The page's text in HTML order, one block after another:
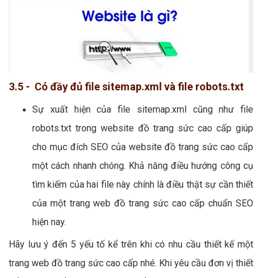
3.5 - Có đầy đủ file sitemap.xml và file robots.txt
Sự xuất hiện của file sitemap.xml cũng như file
robots.txt trong website đồ trang sức cao cấp giúp
cho mục đích SEO của website đồ trang sức cao cấp
một cách nhanh chóng. Khả năng điều hướng công cụ
tìm kiếm của hai file này chính là điều thật sự cần thiết
của một trang web đồ trang sức cao cấp chuẩn SEO
hiện nay.
Hãy lưu ý đến 5 yếu tố kể trên khi có nhu cầu thiết kế một
trang web đồ trang sức cao cấp nhé. Khi yêu cầu đơn vị thiết